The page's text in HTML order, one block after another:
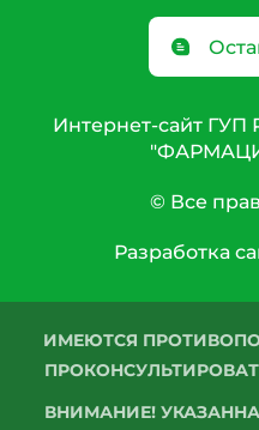
Интернет-сайт
© Все
Разработка
ИМЕЮТСЯ
ВНИМАНИЕ!